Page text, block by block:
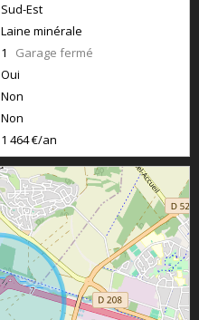
Sud-Est
Laine minérale
1 Garage fermé
Oui
Non
Non
1 464 €/an